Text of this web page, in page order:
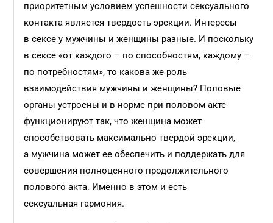
приоритетным условием успешности сексуального
контакта является твердость эрекции. Интересы
в сексе у мужчины и женщины разные. И поскольку
в сексе «от каждого – по способностям, каждому –
по потребностям», то какова же роль
взаимодействия мужчины и женщины? Половые
органы устроены и в норме при половом акте
функционируют так, что женщина может
способствовать максимально твердой эрекции,
а мужчина может ее обеспечить и поддержать для
совершения полноценного продолжительного
полового акта. Именно в этом и есть
сексуальная гармония.